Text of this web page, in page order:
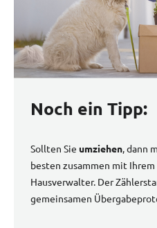
Noch ein Tipp:
Sollten Sie umziehen, dann
besten zusammen mit
Hausverwalter. Der
gemeinsamen